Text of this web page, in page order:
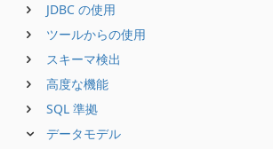
JDBC の使用
ツールからの使用
スキーマ検出
高度な機能
SQL 準拠
データモデル